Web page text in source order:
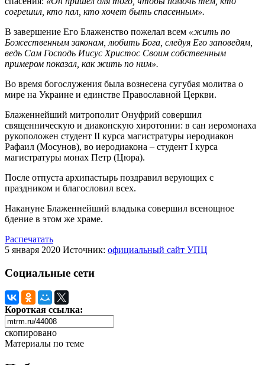
согрешил, кто пал, кто хочет быть спасенным».
В завершение Его Блаженство пожелал всем «жить по
Божественным законам, любить Бога, следуя Его заповедям,
ведь Сам Господь Иисус Христос Своим собственным
примером показал, как жить по ним».
Во время богослужения была вознесена сугубая молитва о
мире на Украине и единстве Православной Церкви.
Блаженнейший митрополит Онуфрий совершил
священническую и диаконскую хиротонии: в сан иеромонаха
рукоположен студент II курса магистратуры иеродиакон
Рафаил (Мосунов), во иеродиакона – студент I курса
магистратуры монах Петр (Цюра).
После отпуста архипастырь поздравил верующих с
праздником и благословил всех.
Накануне Блаженнейший владыка совершил всенощное
бдение в этом же храме.
Распечатать
5 января 2020 Источник: официальный сайт УПЦ
Социальные сети
Короткая ссылка:
скопировано
Материалы по теме